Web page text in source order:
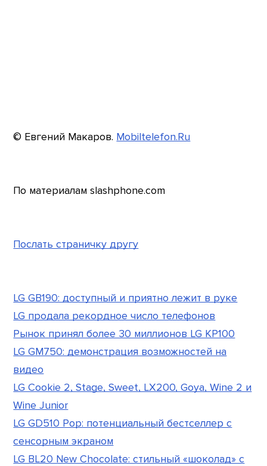
© Евгений Макаров. Mobiltelefon.Ru
По материалам slashphone.com
Послать страничку другу
LG GB190: доступный и приятно лежит в руке
LG продала рекордное число телефонов
Рынок принял более 30 миллионов LG KP100
LG GM750: демонстрация возможностей на
видео
LG Cookie 2, Stage, Sweet, LX200, Goya, Wine 2 и
Wine Junior
LG GD510 Pop: потенциальный бестселлер с
сенсорным экраном
LG BL20 New Chocolate: стильный «шоколад» с